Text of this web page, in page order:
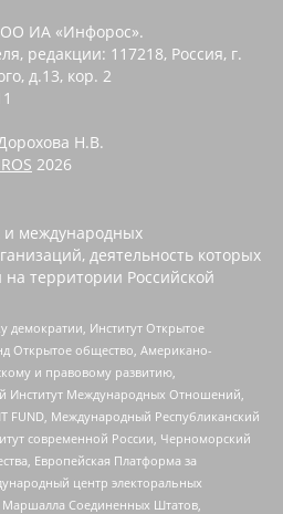
ИА «Инфорос».
редакции: 117218, Россия, г.
д.13, кор. 2
Н.В.
2026
международных
деятельность которых
территории Российской
Институт Открытое
Открытое общество, Американо-
и правовому развитию,
Институт Международных Отношений,
FUND, Международный Республиканский
современной России, Черноморский
Европейская Платформа за
центр электоральных
Соединенных Штатов,